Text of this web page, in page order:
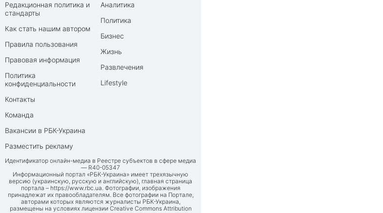
Редакционная политика и
стандарты
Как стать нашим автором
Правила пользования
Правовая информация
Политика
конфиденциальности
Контакты
Команда
Вакансии в РБК-Украина
Разместить рекламу
Аналитика
Политика
Бизнес
Жизнь
Развлечения
Lifestyle
Идентификатор онлайн-медиа в Реестре субъектов в сфере медиа
— R40-05347
Информационный портал «РБК-Украина» имеет трехязычную
версию (украинскую, русскую и английскую), главная страница
портала – https://www.rbc.ua. Фотографии, изображения
принадлежат их правообладателям. Все фотографии на Портале,
авторами которых являются журналисты РБК-Украина,
размещены на условиях лицензии Creative Commons Attribution